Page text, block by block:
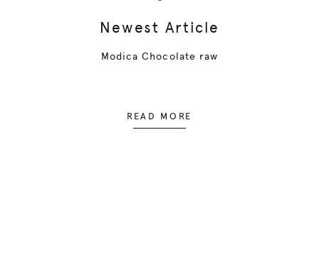
Newest Article
Modica Chocolate raw
READ MORE